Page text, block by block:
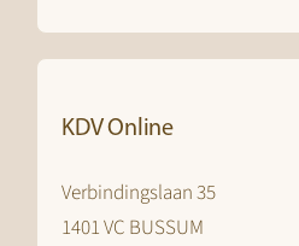
KDV Online
Verbindingslaan 35
1401 VC BUSSUM